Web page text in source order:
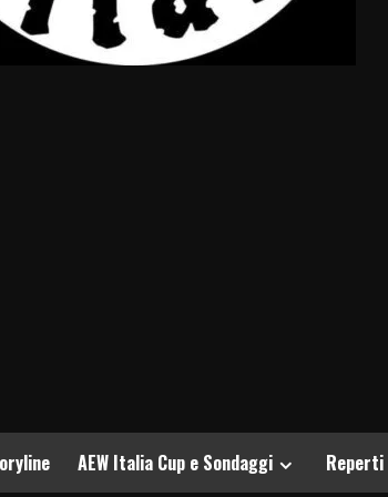
AEW Italia Cup e Sondaggi Reperti